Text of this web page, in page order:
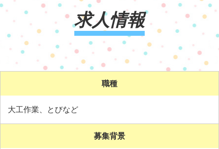
求人情報
職種
大工作業、とびなど
募集背景